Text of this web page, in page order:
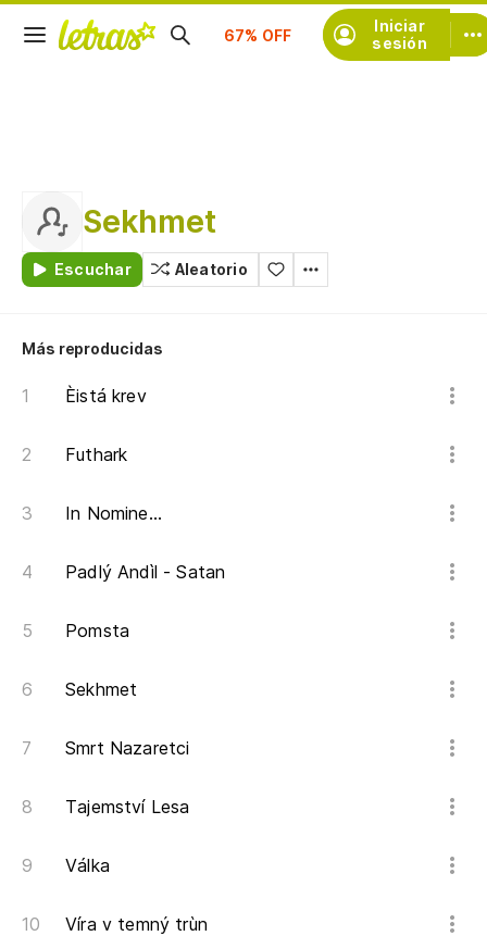
Iniciar
sesión
Suscríbete
Sekhmet
Escuchar Aleatorio
Más reproducidas
Èistá krev
Futhark
In Nomine...
Padlý Andìl - Satan
Pomsta
Sekhmet
Smrt Nazaretci
Tajemství Lesa
Válka
Víra v temný trùn